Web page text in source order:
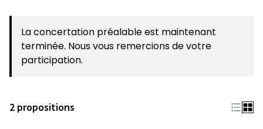
La concertation préalable est maintenant
terminée. Nous vous remercions de votre
participation.
2 propositions